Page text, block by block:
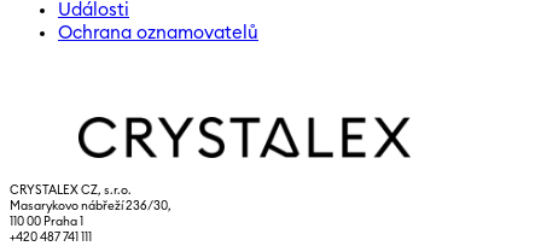
Události
Ochrana oznamovatelů
CRYSTALEX CZ, s.r.o.
Masarykovo nábřeží 236/30,
110 00 Praha 1
+420 487 741 111